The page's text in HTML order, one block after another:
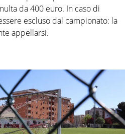
da 400 euro. In caso di
escluso dal campionato: la
appellarsi.